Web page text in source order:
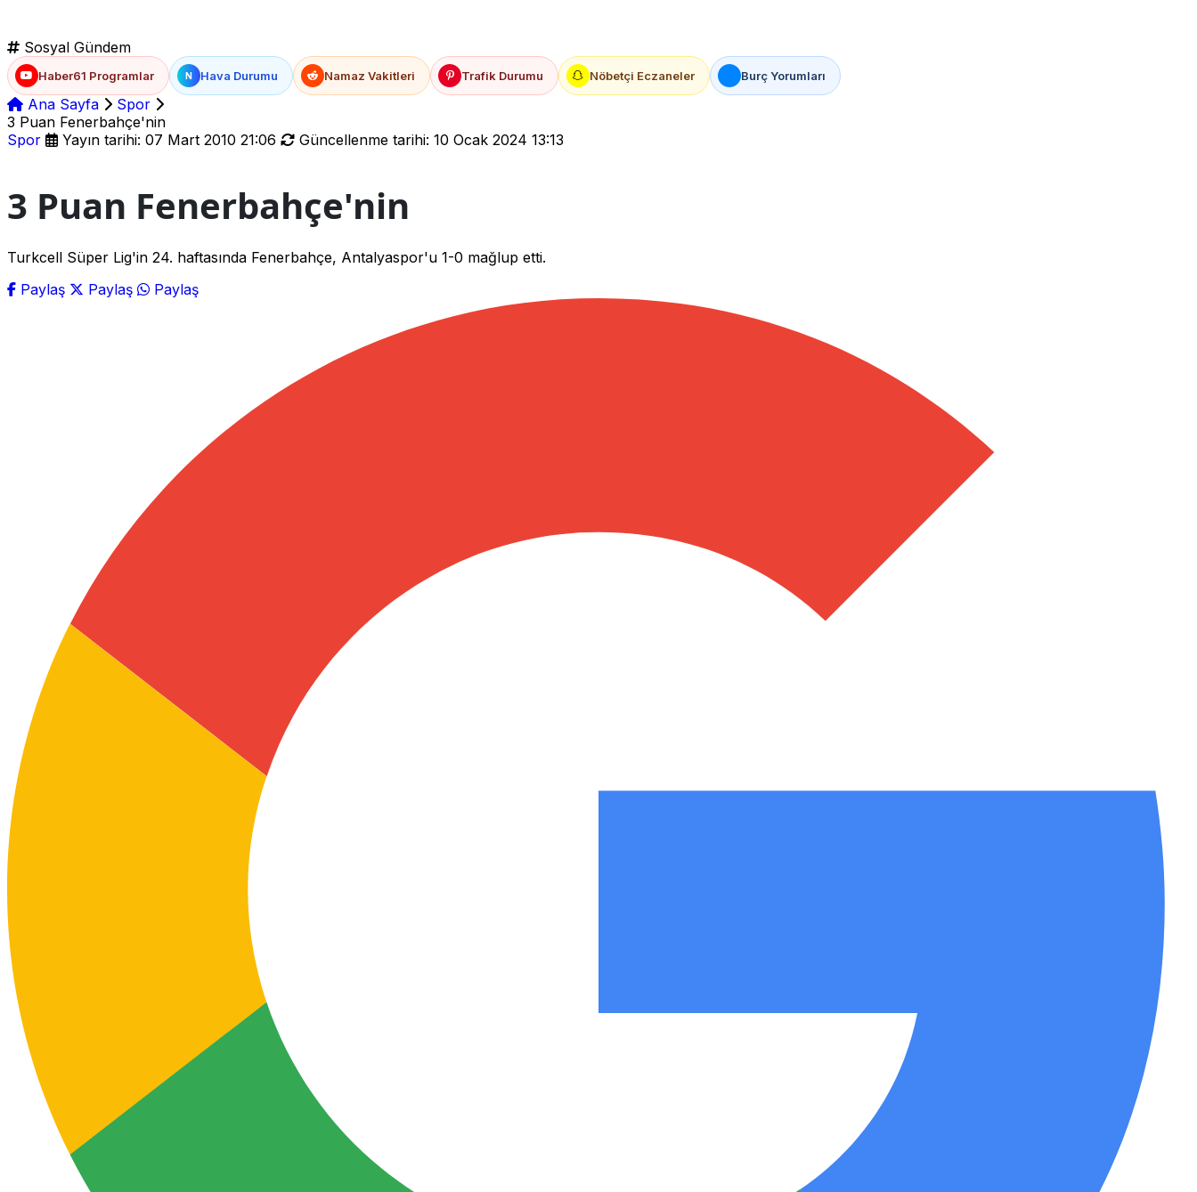
Sosyal Gündem
Haber61 Programlar N Hava Durumu Namaz Vakitleri Trafik Durumu Nöbetçi Eczaneler Burç Yorumları
Ana Sayfa
Spor
3 Puan Fenerbahçe'nin
Spor
Yayın tarihi: 07 Mart 2010 21:06 Güncellenme tarihi: 10 Ocak 2024 13:13
3 Puan Fenerbahçe'nin
Turkcell Süper Lig'in 24. haftasında Fenerbahçe, Antalyaspor'u 1-0 mağlup etti.
Paylaş
Paylaş Paylaş